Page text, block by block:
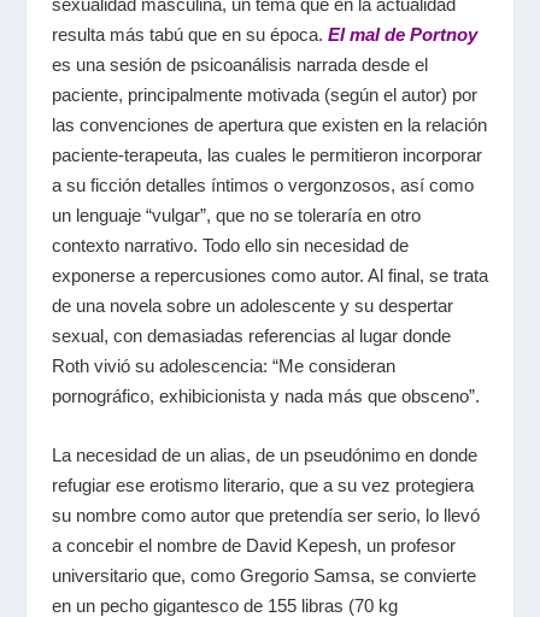
resulta más tabú que en su época. El mal de Portnoy
es una sesión de psicoanálisis narrada desde el
paciente, principalmente motivada (según el autor) por
las convenciones de apertura que existen en la relación
paciente-terapeuta, las cuales le permitieron incorporar
a su ficción detalles íntimos o vergonzosos, así como
un lenguaje “vulgar”, que no se toleraría en otro
contexto narrativo. Todo ello sin necesidad de
exponerse a repercusiones como autor. Al final, se trata
de una novela sobre un adolescente y su despertar
sexual, con demasiadas referencias al lugar donde
Roth vivió su adolescencia: “Me consideran
pornográfico, exhibicionista y nada más que obsceno”.
La necesidad de un alias, de un pseudónimo en donde
refugiar ese erotismo literario, que a su vez protegiera
su nombre como autor que pretendía ser serio, lo llevó
a concebir el nombre de David Kepesh, un profesor
universitario que, como Gregorio Samsa, se convierte
en un pecho gigantesco de 155 libras (70 kg